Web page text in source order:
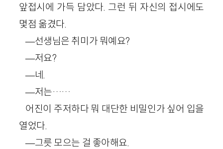
앞접시에 가득 담았다. 그런 뒤 자신의 접시에도
몇점 옮겼다.
―선생님은 취미가 뭐예요?
―저요?
―네.
―저는……
어진이 주저하다 뭐 대단한 비밀인가 싶어 입을
열었다.
―그릇 모으는 걸 좋아해요.